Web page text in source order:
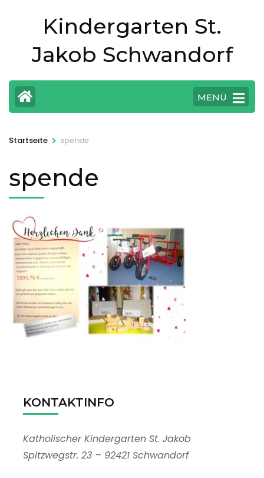
(Eingabetaste
Kindergarten St.
Jakob Schwandorf
MENÜ
Startseite > spende
spende
KONTAKTINFO
Katholischer Kindergarten St. Jakob
Spitzwegstr. 23 – 92421 Schwandorf